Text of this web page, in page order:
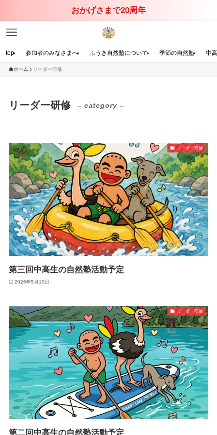
おかげさまで20周年
top 参加者のみなさまへ ふうき自然塾について 季節の自然塾 中
ホーム リーダー研修
リーダー研修 – category –
リーダー研修
第三回中高生の自然塾活動予定
2026年5月10日
リーダー研修
第二回中高生の自然塾活動予定